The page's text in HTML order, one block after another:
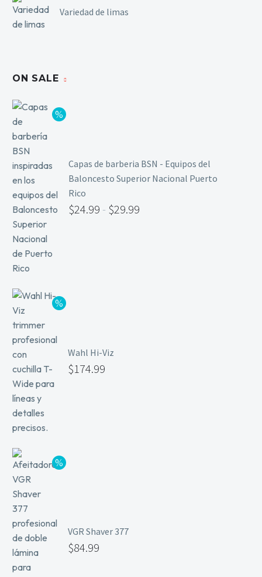
Variedad de limas
ON SALE
Capas de barberia BSN - Equipos del
Baloncesto Superior Nacional Puerto
Rico
$24.99 - $29.99
Wahl Hi-Viz
$174.99
VGR Shaver 377
$84.99